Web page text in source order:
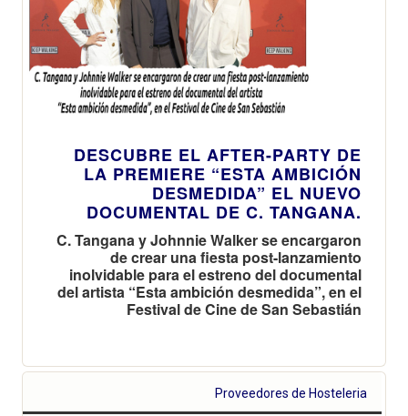
DESCUBRE EL AFTER-PARTY DE
LA PREMIERE “ESTA AMBICIÓN
DESMEDIDA” EL NUEVO
DOCUMENTAL DE C. TANGANA.
C. Tangana y Johnnie Walker se encargaron
de crear una fiesta post-lanzamiento
inolvidable para el estreno del documental
del artista “Esta ambición desmedida”, en el
Festival de Cine de San Sebastián
Proveedores de Hosteleria